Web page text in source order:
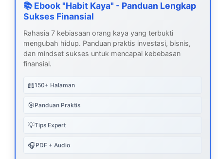
📚 Ebook "Habit Kaya" - Panduan Lengkap
Sukses Finansial
Rahasia 7 kebiasaan orang kaya yang terbukti
mengubah hidup. Panduan praktis investasi, bisnis,
dan mindset sukses untuk mencapai kebebasan
finansial.
📖150+ Halaman
🎯Panduan Praktis
💡Tips Expert
🎧PDF + Audio